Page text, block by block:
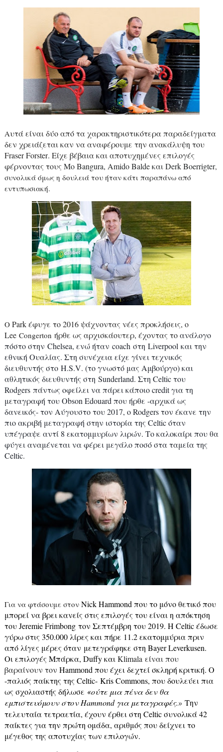
Aυτά είναι δύο από τα χαρακτηριστικότερα παραδείγματα
δεν χρειάζεται καν να αναφέρουμε την ανακάλυψη του
FraserForster. Eίχε βέβαια και αποτυχημένες επιλογές
φέρνοντας τους Mo Bangura, Amido Balde και Derk Boerrigter,
συνολικά όμως η δουλειά του ήταν κάτι παραπάνω από
εντυπωσιακή.
O Parkέφυγε το 2016 ψάχνοντας νέες προκλήσεις, ο
Lee Congerton ήρθε ως αρχισκάουτερ, έχοντας τοανάλογο
πόστο στην Chelsea, ενώ ήταν coach στη Liverpool και την
εθνική Ουαλίας. Στη συνέχεια είχε γίνει τεχνικός
διευθυντής στο H.S.V. (το γνωστό μας Αμβούργο) και
αθλητικός διευθυντής στη Sunderland. Στη Celticτου
Rodgersπάντως οφείλει να πάρει κάποιοcreditγια τη
μεταγραφή τουObson Edouard που ήρθε -αρχικά ως
δανεικός- τον Αύγουστο του 2017, οRodgersτον έκανε την
πιο ακριβή μεταγραφή στην ιστορία της Celticόταν
υπέγραψε αντί 8 εκατομμυρίων λιρών. Το καλοκαίρι που θα
φύγει αναμένεται να φέρει μεγάλο ποσό στα ταμεία της
Celtic.
Για να φτάσουμε στον NickHammond που το μόνο θετικό που
μπορεί να βρει κανείς στις επιλογές του είναι η απόκτηση
τουJeremieFrimbongτον Σεπτέμβρη του 2019. Η Celticέδωσε
γύρω στις 350.000 λίρες και πήρε 11.2 εκατομμύρια πριν
από λίγες μέρες όταν μετεγράφηκε στη Bayer Leverkusen.
Oι επιλογές Μπάρκα, Duffy καιKlimala είναι που
βαραίνουν τον Hammond που έχει δεχτεί σκληρή κριτική. O
-παλιός παίκτης της Celtic- KrisCommons, που δουλεύει πια
ως σχολιαστής δήλωσε «ούτε μια πένα δεν θα
εμπιστευόμουν στον Hammond για μεταγραφές.» Την
τελευταία τετραετία, έχουν έρθει στη Celticσυνολικά 42
παίκτες για την πρώτη ομάδα, αριθμός που δείχνει το
μέγεθος της αποτυχίας των επιλογών.